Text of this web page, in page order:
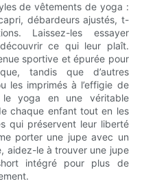
de vêtements de yoga :
débardeurs ajustés, t-
Laissez-les essayer
ce qui leur plaît.
sportive et épurée pour
tandis que d’autres
les imprimés à l’effigie de
le yoga en une véritable
chaque enfant tout en les
qui préservent leur liberté
porter une jupe avec un
aidez-le à trouver une jupe
intégré pour plus de